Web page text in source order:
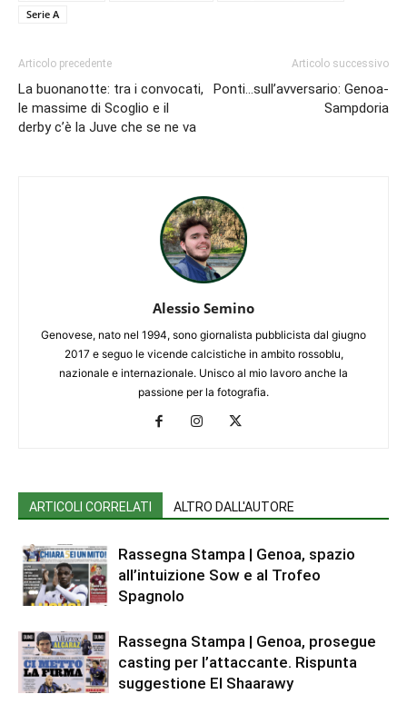
Serie A
Articolo precedente
La buonanotte: tra i convocati,
le massime di Scoglio e il
derby c’è la Juve che se ne va
Articolo successivo
Ponti…sull’avversario: Genoa-
Sampdoria
Alessio Semino
Genovese, nato nel 1994, sono giornalista pubblicista dal giugno
2017 e seguo le vicende calcistiche in ambito rossoblu,
nazionale e internazionale. Unisco al mio lavoro anche la
passione per la fotografia.
ARTICOLI CORRELATI ALTRO DALL'AUTORE
Rassegna Stampa | Genoa, spazio
all’intuizione Sow e al Trofeo
Spagnolo
Rassegna Stampa | Genoa, prosegue
casting per l’attaccante. Rispunta
suggestione El Shaarawy